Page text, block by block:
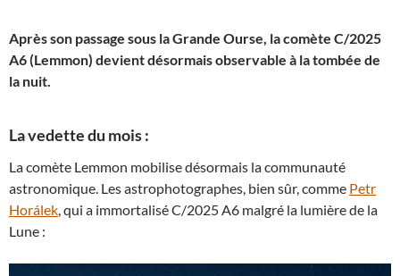
Après son passage sous la Grande Ourse, la comète C/2025
A6 (Lemmon) devient désormais observable à la tombée de
la nuit.
La vedette du mois :
La comète Lemmon mobilise désormais la communauté
astronomique. Les astrophotographes, bien sûr, comme Petr
Horálek, qui a immortalisé C/2025 A6 malgré la lumière de la
Lune :